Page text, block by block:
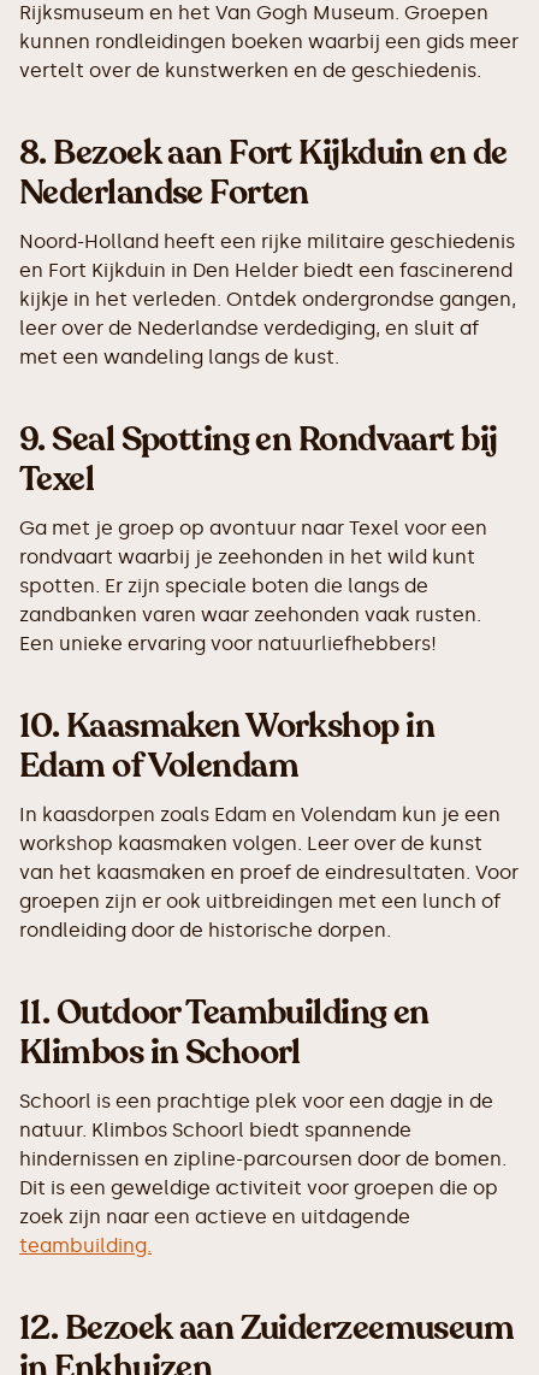
Rijksmuseum en het Van Gogh Museum. Groepen
kunnen rondleidingen boeken waarbij een gids meer
vertelt over de kunstwerken en de geschiedenis.
8.Bezoek aan Fort Kijkduin en de
Nederlandse Forten
Noord-Holland heeft een rijke militaire geschiedenis
en Fort Kijkduin in Den Helder biedt een fascinerend
kijkje in het verleden. Ontdek ondergrondse gangen,
leer over de Nederlandse verdediging, en sluit af
met een wandeling langs de kust.
9.Seal Spotting en Rondvaart bij
Texel
Ga met je groep op avontuur naar Texel voor een
rondvaart waarbij je zeehonden in het wild kunt
spotten. Er zijn speciale boten die langs de
zandbanken varen waar zeehonden vaak rusten.
Een unieke ervaring voor natuurliefhebbers!
10.Kaasmaken Workshop in
Edam of Volendam
In kaasdorpen zoals Edam en Volendam kun je een
workshop kaasmaken volgen. Leer over de kunst
van het kaasmaken en proef de eindresultaten. Voor
groepen zijn er ook uitbreidingen met een lunch of
rondleiding door de historische dorpen.
11.Outdoor Teambuilding en
Klimbos in Schoorl
Schoorl is een prachtige plek voor een dagje in de
natuur. Klimbos Schoorl biedt spannende
hindernissen en zipline-parcoursen door de bomen.
Dit is een geweldige activiteit voor groepen die op
zoek zijn naar een actieve en uitdagende
teambuilding.
12.Bezoek aan Zuiderzeemuseum